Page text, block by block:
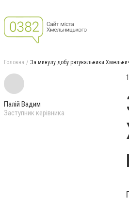
Головна За минулу добу рятувальники
Палій Вадим
Заступник керівника